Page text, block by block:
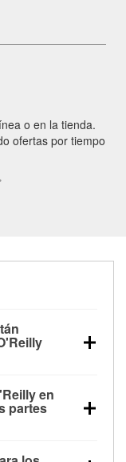
o en la tienda.
ofertas por tiempo
y
Engine”
en
en
partes